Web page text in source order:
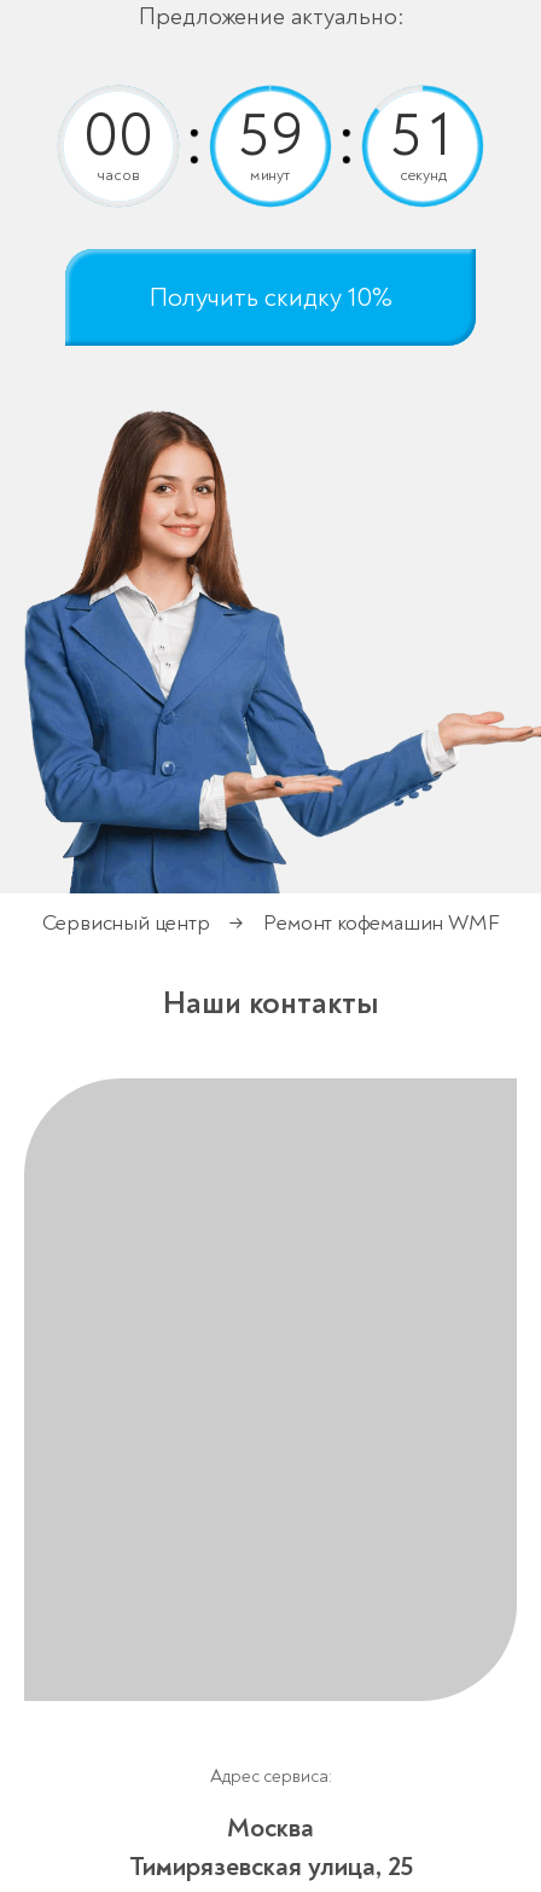
Предложение актуально:
часов минут секунд
Получить скидку 10%
Сервисный центр → Ремонт кофемашин WMF
Наши контакты
Адрес сервиса:
Москва
Тимирязевская улица, 25